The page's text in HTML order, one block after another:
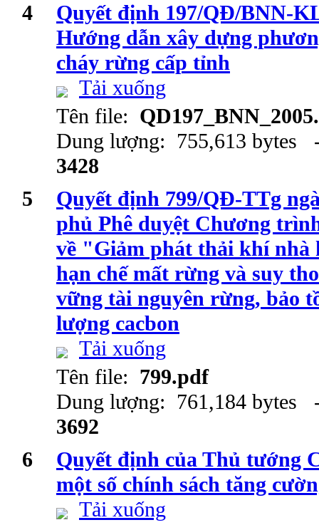
4
Quyết định 197/QĐ/BNN-
Hướng dẫn xây dựng
cháy rừng cấp tỉnh
Tải xuống
Tên file:
Dung lượng: 755,613
3428
5
Quyết định 799/QĐ-TTg
phủ Phê duyệt Chương
về "Giảm phát thải khí nhà
hạn chế mất rừng và suy
vững tài nguyên rừng, bảo
lượng cacbon
Tải xuống
Tên file: 799.pdf
Dung lượng: 761,184
3692
6
Quyết định của Thủ tướng
một số chính sách tăng
Tải xuống